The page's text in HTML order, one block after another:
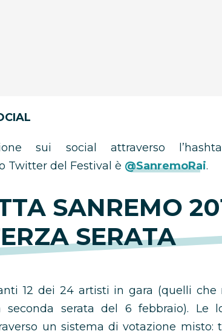
sui social attraverso
Twitter del Festival è @SanremoRai.
SANREMO
SERATA
12 dei 24 artisti in gara (quelli che
serata del 6 febbraio). Le
un sistema di votazione misto: